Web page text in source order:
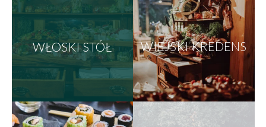
WŁOSKI STÓŁ WIEJSKI KREDENS